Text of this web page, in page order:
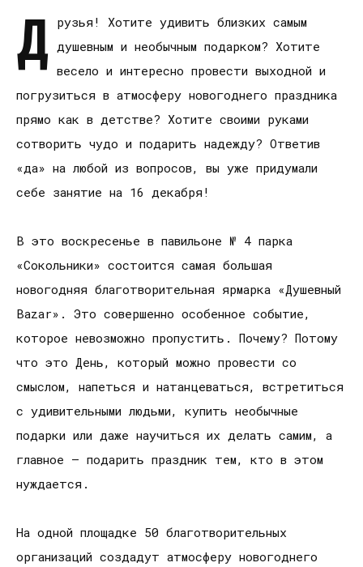
Д рузья! Хотите удивить близких самым
душевным и необычным подарком? Хотите
весело и интересно провести выходной и
погрузиться в атмосферу новогоднего праздника
прямо как в детстве? Хотите своими руками
сотворить чудо и подарить надежду? Ответив
«да» на любой из вопросов, вы уже придумали
себе занятие на 16 декабря!
В это воскресенье в павильоне № 4 парка
«Сокольники» состоится самая большая
новогодняя благотворительная ярмарка «Душевный
Bazar». Это совершенно особенное событие,
которое невозможно пропустить. Почему? Потому
что это День, который можно провести со
смыслом, напеться и натанцеваться, встретиться
с удивительными людьми, купить необычные
подарки или даже научиться их делать самим, а
главное – подарить праздник тем, кто в этом
нуждается.
На одной площадке 50 благотворительных
организаций создадут атмосферу новогоднего